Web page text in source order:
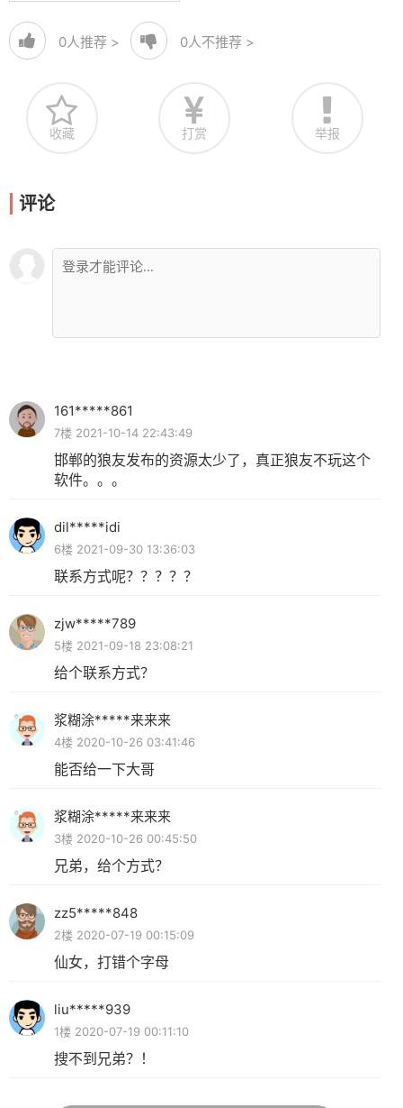
0人推荐 > 0人不推荐 >
收藏 打赏 举报
评论
161*****861
7楼 2021-10-14 22:43:49
邯郸的狼友发布的资源太少了，真正狼友不玩这个
软件。。。
dil*****idi
6楼 2021-09-30 13:36:03
联系方式呢？？？？？
zjw*****789
5楼 2021-09-18 23:08:21
给个联系方式？
浆糊涂*****来来来
4楼 2020-10-26 03:41:46
能否给一下大哥
浆糊涂*****来来来
3楼 2020-10-26 00:45:50
兄弟，给个方式？
zz5*****848
2楼 2020-07-19 00:15:09
仙女，打错个字母
liu*****939
1楼 2020-07-19 00:11:10
搜不到兄弟？！